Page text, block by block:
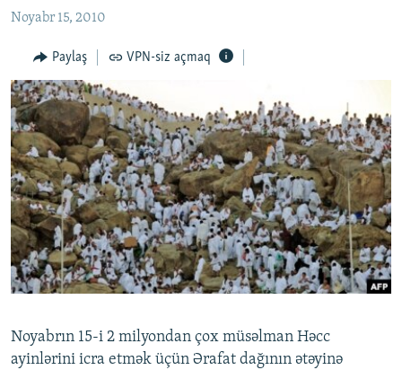
QANUNI DOĞRU
ARAŞDIRMA
MULTIMEDIA
VIDEO
FOTOQALEREYA
İNFOQRAFIKA
KARIKATURA
RADIO ARXIV
OXU ZALI
AZƏRBAYCAN ƏDƏBIYYATI KITABXANASI
İSLAM VƏ DEMOKRATIYA
İZ - MƏDƏNIYYƏT PROQRAMI
HAQQIMIZDA
MISSIYAMIZ
PEŞƏ ETIKASI VƏ JURNALISTIKA STANDARTLARIMIZ
MATERIALLARIMIZDAN ISTIFADƏ
AZADLIQRADIOSU MOBIL TELEFONUNUZDA
XƏBƏR BÜLLETENLƏRIMIZ
BIZI IZLƏ
RFE/RL-in bütün saytları
Noyabr 15, 2010
Paylaş VPN-siz açmaq
Noyabrın 15-i 2 milyondan çox müsəlman Həcc
ayinlərini icra etmək üçün Ərafat dağının ətəyinə